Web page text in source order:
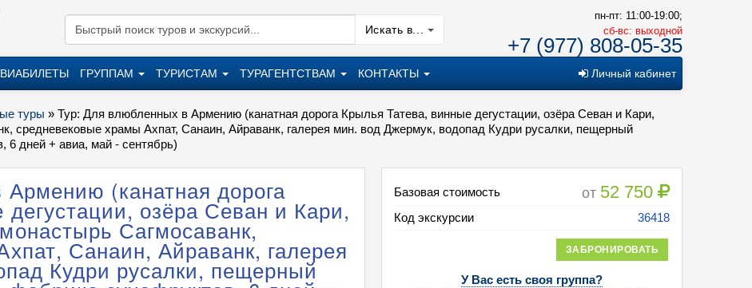
Искать в...
пн-пт: 11:00-19:00;
cб-вс: выходной
+7 (977) 808-05-35
ГРУППАМ ТУРИСТАМ ТУРАГЕНТСТВАМ КОНТАКТЫ Личный кабинет
туры » Тур: Для влюбленных в Армению (канатная дорога Крылья Татева, винные дегустации, озёра Севан и Кари,
средневековые храмы Ахпат, Санаин, Айраванк, галерея мин. вод Джермук, водопад Кудри русалки, пещерный
6 дней + авиа, май - сентябрь)
Базовая стоимость от 52 750
Код экскурсии 36418
ЗАБРОНИРОВАТЬ
У Вас есть своя группа?
(канатная дорога
озёра Севан и Кари,
Сагмосаванк,
Санаин, Айраванк, галерея
Кудри русалки, пещерный